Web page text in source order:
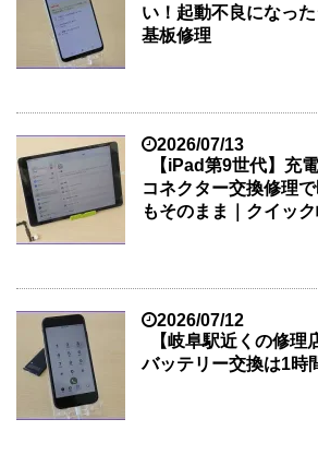
い！起動不良になっ
基板修理
2026/07/13
【iPad第9世代】充
コネクター交換修理
もそのまま｜クイッ
2026/07/12
【岐阜駅近くの修
バッテリー交換は1時